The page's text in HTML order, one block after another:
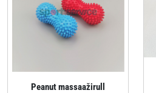
Peanut massaažirull